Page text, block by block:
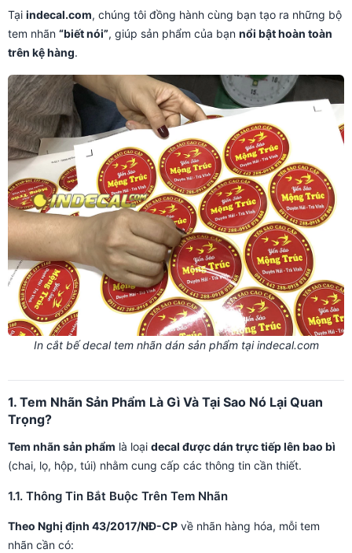
Tại indecal.com, chúng tôi đồng hành cùng bạn tạo ra những bộ
tem nhãn “biết nói”, giúp sản phẩm của bạn nổi bật hoàn toàn
trên kệ hàng.
In cắt bế decal tem nhãn dán sản phẩm tại indecal.com
1. Tem Nhãn Sản Phẩm Là Gì Và Tại Sao Nó Lại Quan
Trọng?
Tem nhãn sản phẩm là loại decal được dán trực tiếp lên bao bì
(chai, lọ, hộp, túi) nhằm cung cấp các thông tin cần thiết.
1.1. Thông Tin Bắt Buộc Trên Tem Nhãn
Theo Nghị định 43/2017/NĐ-CP về nhãn hàng hóa, mỗi tem
nhãn cần có: